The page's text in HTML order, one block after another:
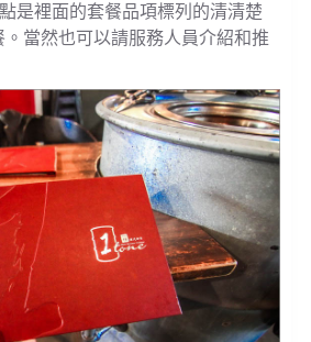
是裡面的套餐品項標列的清清楚
當然也可以請服務人員介紹和推